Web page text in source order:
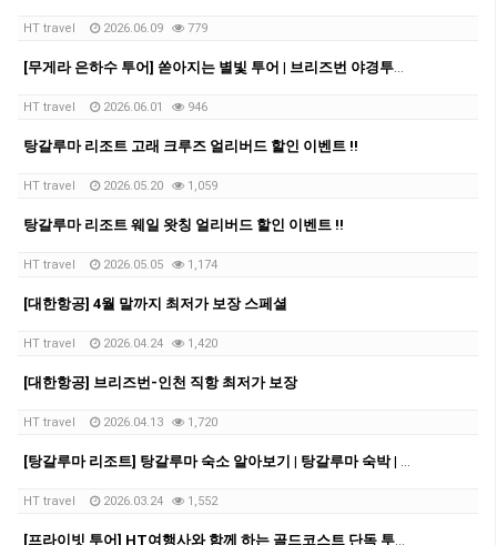
HT travel 2026.06.09 779
[무게라 은하수 투어] 쏟아지는 별빛 투어 | 브리즈번 야경투어 | 먹음직스러운 BBQ와 한강라면을 뛰어넘을 무게라 라면까지!
HT travel 2026.06.01 946
탕갈루마 리조트 고래 크루즈 얼리버드 할인 이벤트 !!
HT travel 2026.05.20 1,059
탕갈루마 리조트 웨일 왓칭 얼리버드 할인 이벤트 !!
HT travel 2026.05.05 1,174
[대한항공] 4월 말까지 최저가 보장 스페셜
HT travel 2026.04.24 1,420
[대한항공] 브리즈번-인천 직항 최저가 보장
HT travel 2026.04.13 1,720
[탕갈루마 리조트] 탕갈루마 숙소 알아보기 | 탕갈루마 숙박 | 탕갈루마 리조트 예약
HT travel 2026.03.24 1,552
[프라이빗 투어] HT여행사와 함께 하는 골드코스트 단독 투어!!!